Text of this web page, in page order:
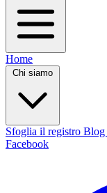
Home
Chi siamo
Sfoglia il registro Blog
Facebook